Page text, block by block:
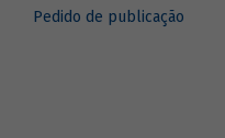
Pedido de publicação